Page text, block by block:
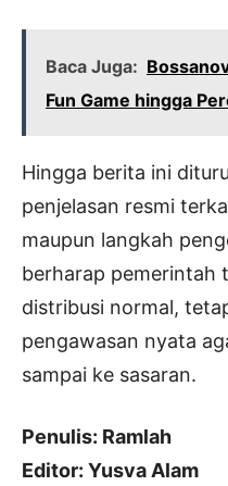
Baca Juga:
Fun Game hingga
Hingga berita ini
penjelasan resmi
maupun langkah
berharap pemerintah
distribusi normal,
pengawasan nyata
sampai ke sasaran.
Penulis: Ramlah
Editor: Yusva Alam